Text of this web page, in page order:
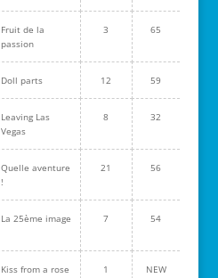
Fruit de la
passion
3 65
Doll parts 12 59
Leaving Las
Vegas
8 32
Quelle aventure
!
21 56
La 25ème image 7 54
Kiss from a rose 1 NEW